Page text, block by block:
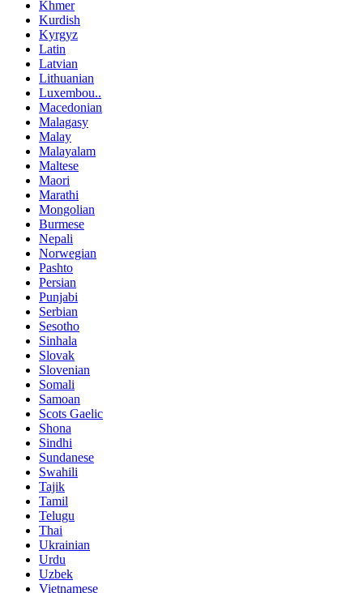
Khmer
Kurdish
Kyrgyz
Latin
Latvian
Lithuanian
Luxembou..
Macedonian
Malagasy
Malay
Malayalam
Maltese
Maori
Marathi
Mongolian
Burmese
Nepali
Norwegian
Pashto
Persian
Punjabi
Serbian
Sesotho
Sinhala
Slovak
Slovenian
Somali
Samoan
Scots Gaelic
Shona
Sindhi
Sundanese
Swahili
Tajik
Tamil
Telugu
Thai
Ukrainian
Urdu
Uzbek
Vietnamese